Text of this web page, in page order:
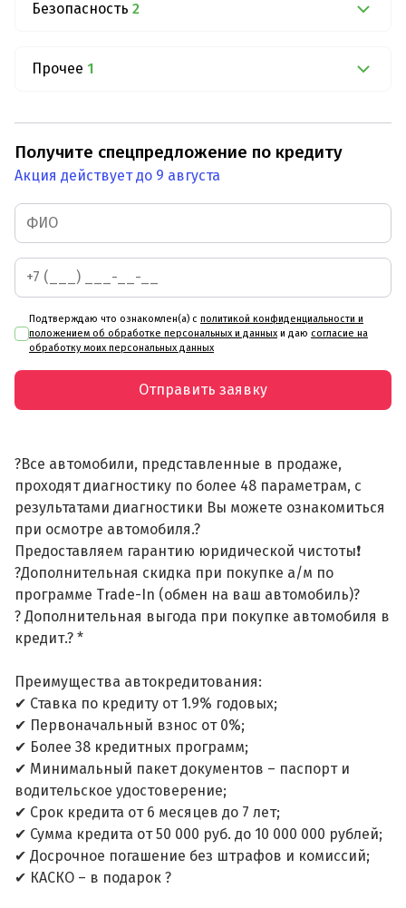
Безопасность 2
Прочее 1
Получите спецпредложение по кредиту
Акция действует до 9 августа
Подтверждаю что ознакомлен(а) с политикой конфиденциальности и
положением об обработке персональных и данных и даю согласие на
обработку моих персональных данных
Отправить заявку
?Все автомобили, представленные в продаже,
проходят диагностику по более 48 параметрам, с
результатами диагностики Вы можете ознакомиться
при осмотре автомобиля.?
Предоставляем гарантию юридической чистоты❗
?Дополнительная скидка при покупке а/м по
программе Trade-In (обмен на ваш автомобиль)?
? Дополнительная выгода при покупке автомобиля в
кредит.? *
Преимущества автокредитования:
✔ Ставка по кредиту от 1.9% годовых;
✔ Первоначальный взнос от 0%;
✔ Более 38 кредитных программ;
✔ Минимальный пакет документов – паспорт и
водительское удостоверение;
✔ Срок кредита от 6 месяцев до 7 лет;
✔ Сумма кредита от 50 000 руб. до 10 000 000 рублей;
✔ Досрочное погашение без штрафов и комиссий;
✔ КАСКО – в подарок ?